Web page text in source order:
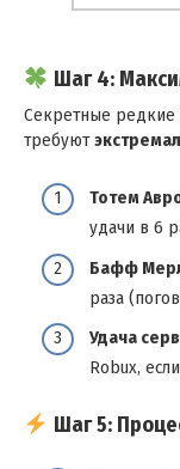
Шаг 4:
Секретные
требуют
Тотем
удачи в 6
Бафф
раза
Удача
Robux,
Шаг 5: